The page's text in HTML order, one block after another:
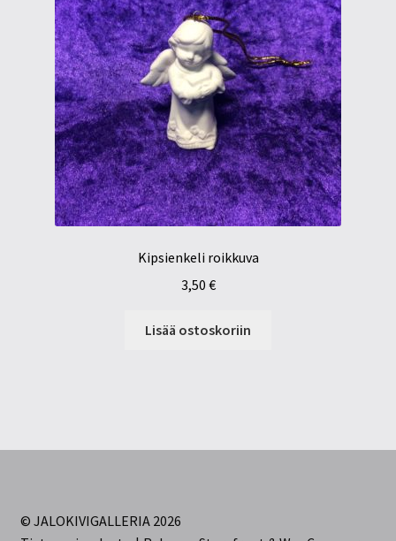
Kipsienkeli roikkuva
3,50 €
Lisää ostoskoriin
© JALOKIVIGALLERIA 2026